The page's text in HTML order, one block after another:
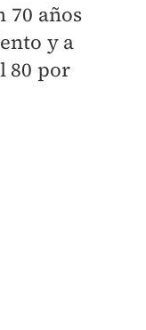
70 años
y a
80 por